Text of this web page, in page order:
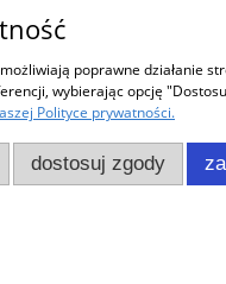
THE
Other
poprawne działanie
wybierając opcję
Polityce prywatności.
dostosuj zgody